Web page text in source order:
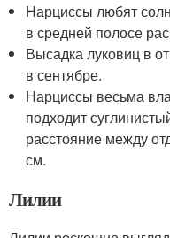
Нарциссы любят
в средней полосе
Высадка луковиц в
в сентябре.
Нарциссы весьма
подходит
расстояние между
см.
Лилии